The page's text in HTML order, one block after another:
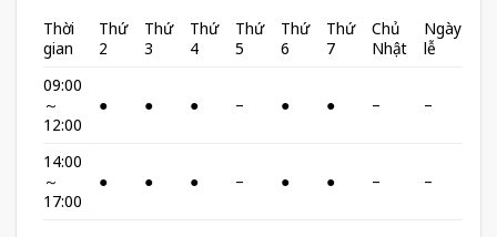
Thời
gian
Thứ
2
Thứ
3
Thứ
4
Thứ
5
Thứ
6
Thứ
7
Chủ
Nhật
Ngày
lễ
09:00
～
12:00
● ● ● – ● ● – –
14:00
～
17:00
● ● ● – ● ● – –